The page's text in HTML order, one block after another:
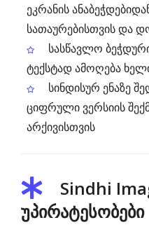
ეკრანის
სათაურებისთვის და
სასწავლო
ტექსტად ამოღება
სინდისურ ენაზე
ციფრული ვერსიის
არქივისთვის
Sindhi
უპირატესობები